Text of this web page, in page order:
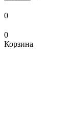
0
0
Корзина